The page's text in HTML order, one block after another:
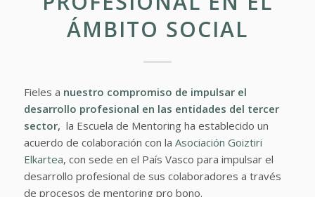
ÁMBITO SOCIAL
Fieles a nuestro compromiso de impulsar el
desarrollo profesional en las entidades del tercer
sector, la Escuela de Mentoring ha establecido un
acuerdo de colaboración con la Asociación Goiztiri
Elkartea, con sede en el País Vasco para impulsar el
desarrollo profesional de sus colaboradores a través
de procesos de mentoring pro bono.